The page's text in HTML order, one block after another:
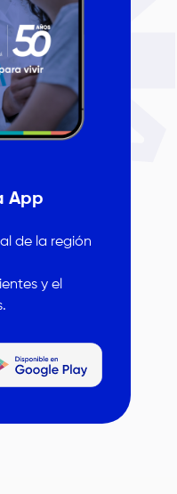
App
de la región
y el